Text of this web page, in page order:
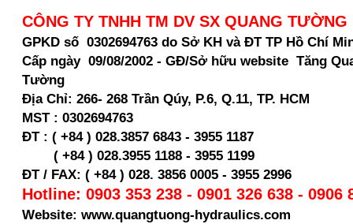
CÔNG TY TNHH TM DV SX QUANG TƯỜNG
GPKD số 0302694763 do Sở KH và ĐT TP Hồ Chí
Cấp ngày 09/08/2002 - GĐ/Sở hữu website Tăng
Tường
Địa Chỉ: 266- 268 Trần Qúy, P.6, Q.11, TP. HCM
MST : 0302694763
ĐT : ( +84 ) 028.3857 6843 - 3955 1187
( +84 ) 028.3955 1188 - 3955 1199
ĐT / FAX: ( +84 ) 028. 3856 0005 - 3955 2996
Hotline: 0903 353 238 - 0901 326 638 - 0906
Website: www.quangtuong-hydraulics.com